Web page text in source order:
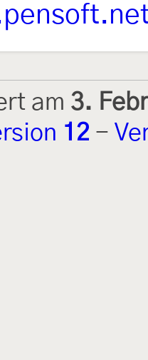
am 3.
12 -